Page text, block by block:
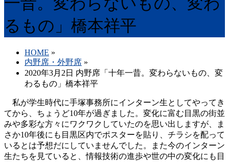
るもの」橋本祥平
HOME »
内野席・外野席 »
2020年3月2日 内野席「十年一昔。変わらないもの、変
わるもの」橋本祥平
私が学生時代に手塚事務所にインターン生としてやってき
てから、ちょうど10年が過ぎました。変化に富む目黒の街並
みや多彩な方々にワクワクしていたのを思い出しますが、ま
さか10年後にも目黒区内でポスターを貼り、チラシを配って
いるとは予想だにしていませんでした。また今のインターン
生たちを見ていると、情報技術の進歩や世の中の変化にも目